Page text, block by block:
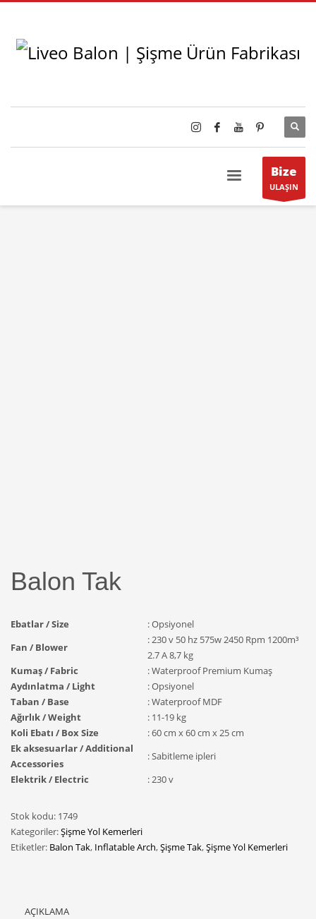
Bize
ULAŞIN
Balon Tak
Ebatlar / Size
: Opsiyonel
Fan / Blower
: 230 v 50 hz 575w 2450 Rpm 1200m³
2.7 A 8,7 kg
Kumaş / Fabric
: Waterproof Premium Kumaş
Aydınlatma / Light
: Opsiyonel
Taban / Base
: Waterproof MDF
Ağırlık / Weight
: 11-19 kg
Koli Ebatı / Box Size
: 60 cm x 60 cm x 25 cm
Ek aksesuarlar / Additional
Accessories
: Sabitleme ipleri
Elektrik / Electric
: 230 v
Stok kodu: 1749
Kategoriler:Şişme Yol Kemerleri
Etiketler: Balon Tak, Inflatable Arch,Şişme Tak,Şişme Yol Kemerleri
AÇIKLAMA